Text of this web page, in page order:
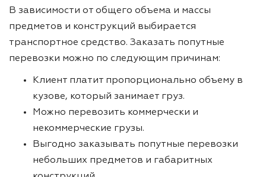
В зависимости от общего объема и массы
предметов и конструкций выбирается
транспортное средство. Заказать попутные
перевозки можно по следующим причинам:
Клиент платит пропорционально объему в
кузове, который занимает груз.
Можно перевозить коммерчески и
некоммерческие грузы.
Выгодно заказывать попутные перевозки
небольших предметов и габаритных